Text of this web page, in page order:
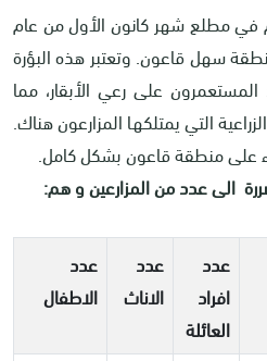
في مطلع شهر كانون الأول من عام
منطقة سهل قاعون. وتعتبر هذه البؤرة
على رعي الأبقار، مما
التي يمتلكها المزارعون هناك.
على منطقة قاعون بشكل كامل.
الى عدد من المزارعين و هم:
عدد
افراد
العائلة
عدد
الاناث
عدد
الاطفال